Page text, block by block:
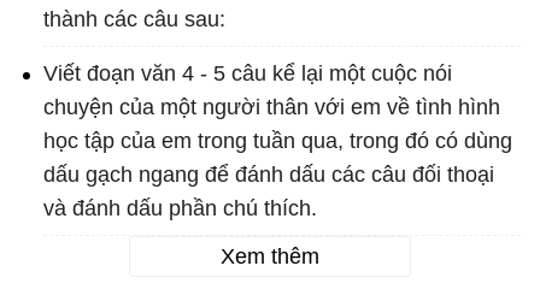
thành các câu sau:
Viết đoạn văn 4 - 5 câu kể lại một cuộc nói
chuyện của một người thân với em về tình hình
học tập của em trong tuần qua, trong đó có dùng
dấu gạch ngang để đánh dấu các câu đối thoại
và đánh dấu phần chú thích.
Xem thêm